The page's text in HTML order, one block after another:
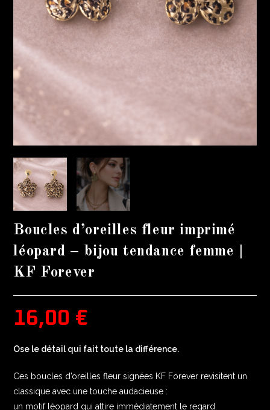
Boucles d’oreilles fleur imprimé
léopard – bijou tendance femme |
KF Forever
16,00 €
Ose le détail qui fait toute la différence.
Ces boucles d’oreilles fleur signées KF Forever revisitent un
classique avec une touche audacieuse :
un motif léopard qui attire immédiatement le regard.